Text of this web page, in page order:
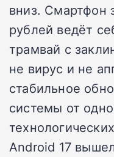
вниз. Смартфон
рублей ведёт
трамвай с
не вирус и не
стабильное
системы от
Android 17